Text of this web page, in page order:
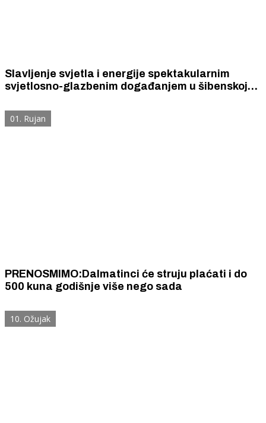
Slavljenje svjetla i energije spektakularnim
svjetlosno-glazbenim događanjem u šibenskoj
01. Rujan
PRENOSMIMO:Dalmatinci će struju plaćati i do
500 kuna godišnje više nego sada
10. Ožujak